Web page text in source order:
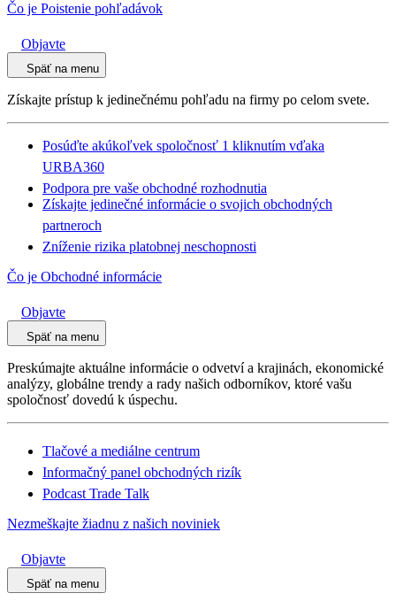
Čo je Poistenie pohľadávok
Objavte
Späť na menu
Získajte prístup k jedinečnému pohľadu na firmy po celom svete.
Posúďte akúkoľvek spoločnosť 1 kliknutím vďaka
URBA360
Podpora pre vaše obchodné rozhodnutia
Získajte jedinečné informácie o svojich obchodných
partneroch
Zníženie rizika platobnej neschopnosti
Čo je Obchodné informácie
Objavte
Späť na menu
Preskúmajte aktuálne informácie o odvetví a krajinách, ekonomické
analýzy, globálne trendy a rady našich odborníkov, ktoré vašu
spoločnosť dovedú k úspechu.
Tlačové a mediálne centrum
Informačný panel obchodných rizík
Podcast Trade Talk
Nezmeškajte žiadnu z našich noviniek
Objavte
Späť na menu